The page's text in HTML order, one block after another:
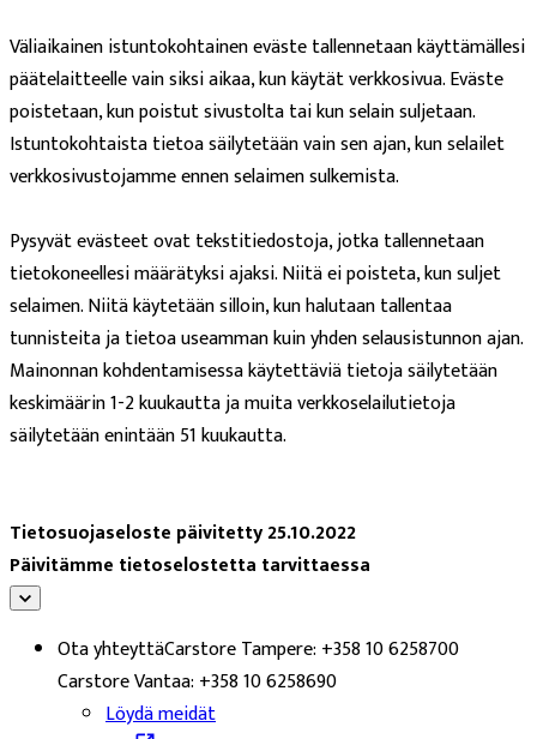
Väliaikainen istuntokohtainen eväste tallennetaan käyttämällesi
päätelaitteelle vain siksi aikaa, kun käytät verkkosivua. Eväste
poistetaan, kun poistut sivustolta tai kun selain suljetaan.
Istuntokohtaista tietoa säilytetään vain sen ajan, kun selailet
verkkosivustojamme ennen selaimen sulkemista.
Pysyvät evästeet ovat tekstitiedostoja, jotka tallennetaan
tietokoneellesi määrätyksi ajaksi. Niitä ei poisteta, kun suljet
selaimen. Niitä käytetään silloin, kun halutaan tallentaa
tunnisteita ja tietoa useamman kuin yhden selausistunnon ajan.
Mainonnan kohdentamisessa käytettäviä tietoja säilytetään
keskimäärin 1-2 kuukautta ja muita verkkoselailutietoja
säilytetään enintään 51 kuukautta.
Tietosuojaseloste päivitetty 25.10.2022
Päivitämme tietoselostetta tarvittaessa
Ota yhteyttäCarstore Tampere: +358 10 6258700
Carstore Vantaa: +358 10 6258690
Löydä meidät